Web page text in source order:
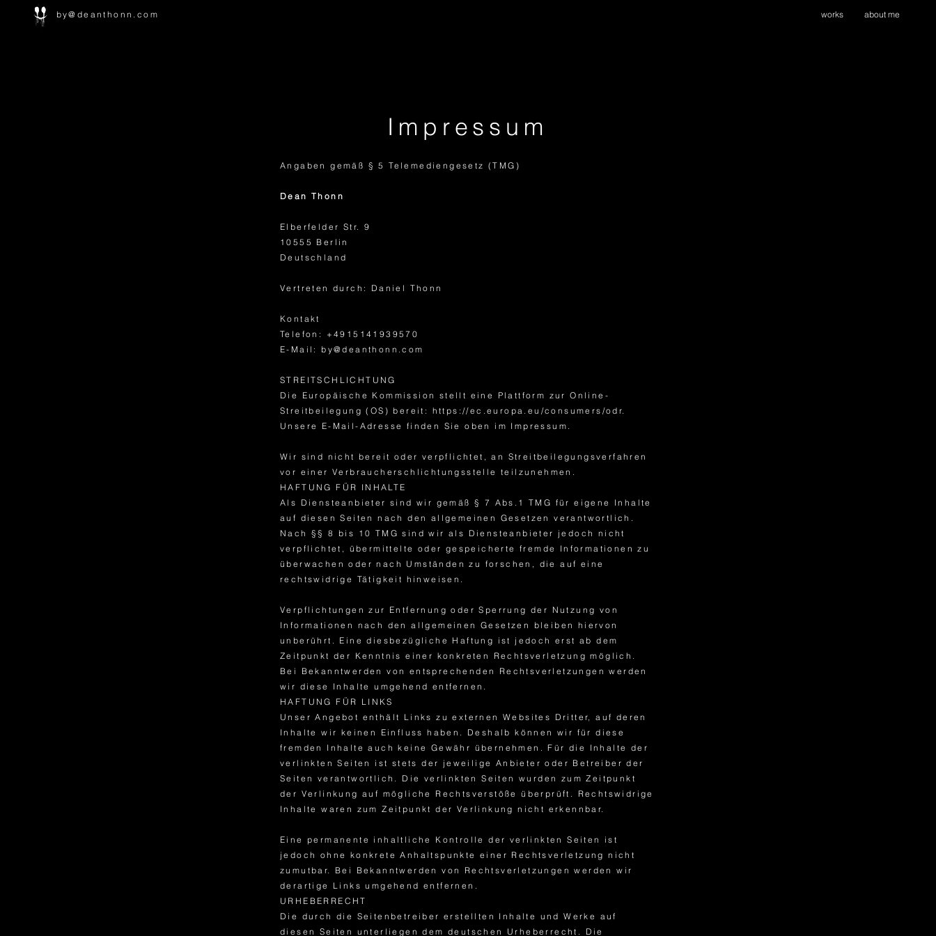
by@deanthonn.com works about me
Impressum
Angaben gemäß § 5 Telemediengesetz (TMG)
Dean Thonn
Elberfelder Str. 9
10555 Berlin
Deutschland
Vertreten durch: Daniel Thonn
Kontakt
Telefon: +4915141939570
E-Mail: by@deanthonn.com
STREITSCHLICHTUNG
Die Europäische Kommission stellt eine Plattform zur Online-
Streitbeilegung (OS) bereit: https://ec.europa.eu/consumers/odr.
Unsere E-Mail-Adresse finden Sie oben im Impressum.
Wir sind nicht bereit oder verpflichtet, an Streitbeilegungsverfahren
vor einer Verbraucherschlichtungsstelle teilzunehmen.
HAFTUNG FÜR INHALTE
Als Diensteanbieter sind wir gemäß § 7 Abs.1 TMG für eigene Inhalte
auf diesen Seiten nach den allgemeinen Gesetzen verantwortlich.
Nach §§ 8 bis 10 TMG sind wir als Diensteanbieter jedoch nicht
verpflichtet, übermittelte oder gespeicherte fremde Informationen zu
überwachen oder nach Umständen zu forschen, die auf eine
rechtswidrige Tätigkeit hinweisen.
Verpflichtungen zur Entfernung oder Sperrung der Nutzung von
Informationen nach den allgemeinen Gesetzen bleiben hiervon
unberührt. Eine diesbezügliche Haftung ist jedoch erst ab dem
Zeitpunkt der Kenntnis einer konkreten Rechtsverletzung möglich.
Bei Bekanntwerden von entsprechenden Rechtsverletzungen werden
wir diese Inhalte umgehend entfernen.
HAFTUNG FÜR LINKS
Unser Angebot enthält Links zu externen Websites Dritter, auf deren
Inhalte wir keinen Einfluss haben. Deshalb können wir für diese
fremden Inhalte auch keine Gewähr übernehmen. Für die Inhalte der
verlinkten Seiten ist stets der jeweilige Anbieter oder Betreiber der
Seiten verantwortlich. Die verlinkten Seiten wurden zum Zeitpunkt
der Verlinkung auf mögliche Rechtsverstöße überprüft. Rechtswidrige
Inhalte waren zum Zeitpunkt der Verlinkung nicht erkennbar.
Eine permanente inhaltliche Kontrolle der verlinkten Seiten ist
jedoch ohne konkrete Anhaltspunkte einer Rechtsverletzung nicht
zumutbar. Bei Bekanntwerden von Rechtsverletzungen werden wir
derartige Links umgehend entfernen.
URHEBERRECHT
Die durch die Seitenbetreiber erstellten Inhalte und Werke auf
diesen Seiten unterliegen dem deutschen Urheberrecht. Die